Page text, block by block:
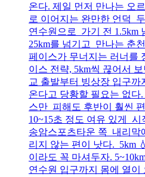
온다. 제일 먼저 만나는 오
로 이어지는 완만한 언덕
연수원으로 가기 전 1.5km
25km를 넘기고 만나는 춘
페이스가 무너지는 러너를
이스 전략, 5km씩 끊어서
교 출발부터 빙상장 입구
온다고 당황할 필요는 없다
스만 피해도 후반이 훨씬
10~15초 정도 여유 있게
송암스포츠타운 쪽 내리막
리지 않는 편이 낫다. 5km
이라도 꼭 마셔두자.
연수원 입구까지 몸에 열이